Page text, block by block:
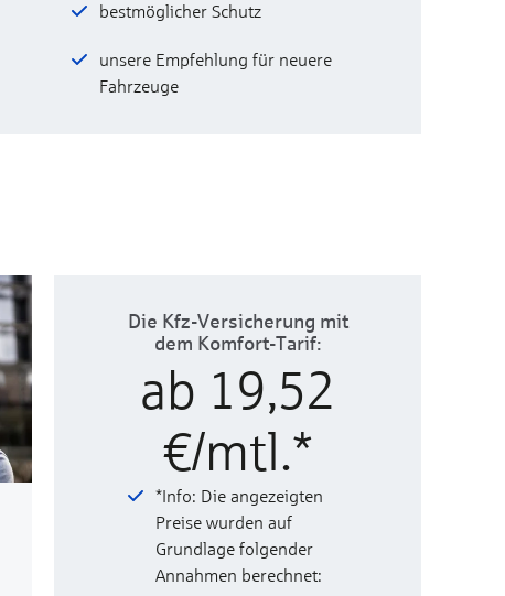
bestmöglicher Schutz
unsere Empfehlung für neuere
Fahrzeuge
Die Kfz-Versicherung mit
dem Komfort-Tarif:
ab 19,52
€/mtl.*
*Info: Die angezeigten
Preise wurden auf
Grundlage folgender
Annahmen berechnet: